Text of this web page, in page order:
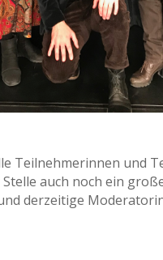
Teilnehmerinnen und
auch noch ein
derzeitige